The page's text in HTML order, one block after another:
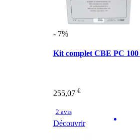
- 7%
Kit complet CBE PC 100
255,07 €
2 avis
Découvrir